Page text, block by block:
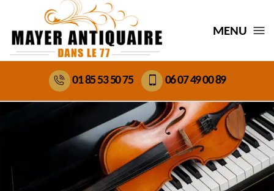
MENU
01 85 53 50 75 06 07 49 00 89